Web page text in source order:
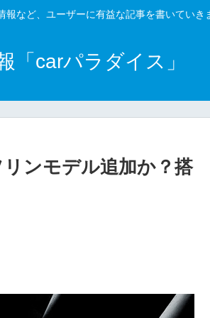
報など、ユーザーに有益な記事を書いていき
「carパラダイス」
ンモデル追加か？搭